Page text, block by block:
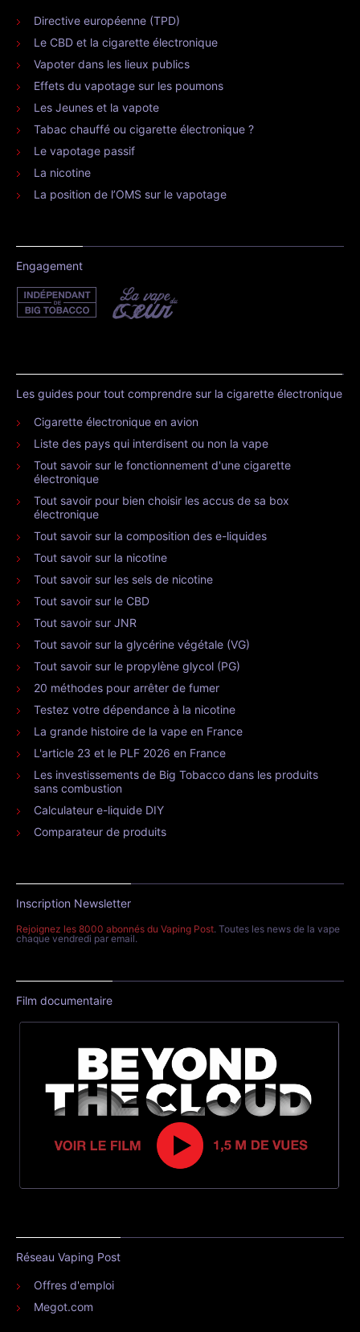
Directive européenne (TPD)
Le CBD et la cigarette électronique
Vapoter dans les lieux publics
Effets du vapotage sur les poumons
Les Jeunes et la vapote
Tabac chauffé ou cigarette électronique ?
Le vapotage passif
La nicotine
La position de l’OMS sur le vapotage
Engagement
Les guides pour tout comprendre sur la cigarette électronique
Cigarette électronique en avion
Liste des pays qui interdisent ou non la vape
Tout savoir sur le fonctionnement d'une cigarette
électronique
Tout savoir pour bien choisir les accus de sa box
électronique
Tout savoir sur la composition des e-liquides
Tout savoir sur la nicotine
Tout savoir sur les sels de nicotine
Tout savoir sur le CBD
Tout savoir sur JNR
Tout savoir sur la glycérine végétale (VG)
Tout savoir sur le propylène glycol (PG)
20 méthodes pour arrêter de fumer
Testez votre dépendance à la nicotine
La grande histoire de la vape en France
L'article 23 et le PLF 2026 en France
Les investissements de Big Tobacco dans les produits
sans combustion
Calculateur e-liquide DIY
Comparateur de produits
Inscription Newsletter
Rejoignez les 8000 abonnés du Vaping Post. Toutes les news de la vape
chaque vendredi par email.
Film documentaire
Réseau Vaping Post
Offres d'emploi
Megot.com